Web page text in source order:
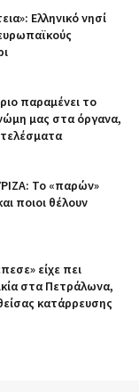
Ελληνικό νησί
παραμένει το
μας στα όργανα,
Το «παρών»
ποιοι θέλουν
είχε πει
στα Πετράλωνα,
κατάρρευσης